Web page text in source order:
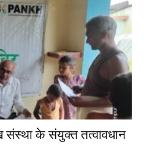
के संयुक्त तत्वावधान